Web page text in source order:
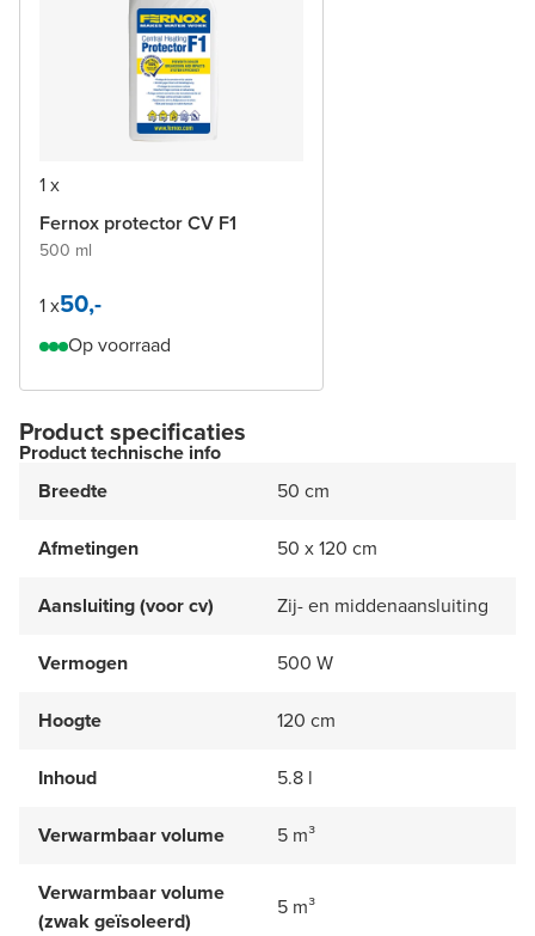
1 x
Fernox protector CV F1
500 ml
1 x50,-
Op voorraad
Product specificaties
Product technische info
Breedte
50 cm
Afmetingen 50 x 120 cm
Aansluiting (voor cv) Zij- en middenaansluiting
Vermogen 500 W
Hoogte 120 cm
Inhoud 5.8 l
Verwarmbaar volume 5 m³
Verwarmbaar volume
(zwak geïsoleerd)
5 m³